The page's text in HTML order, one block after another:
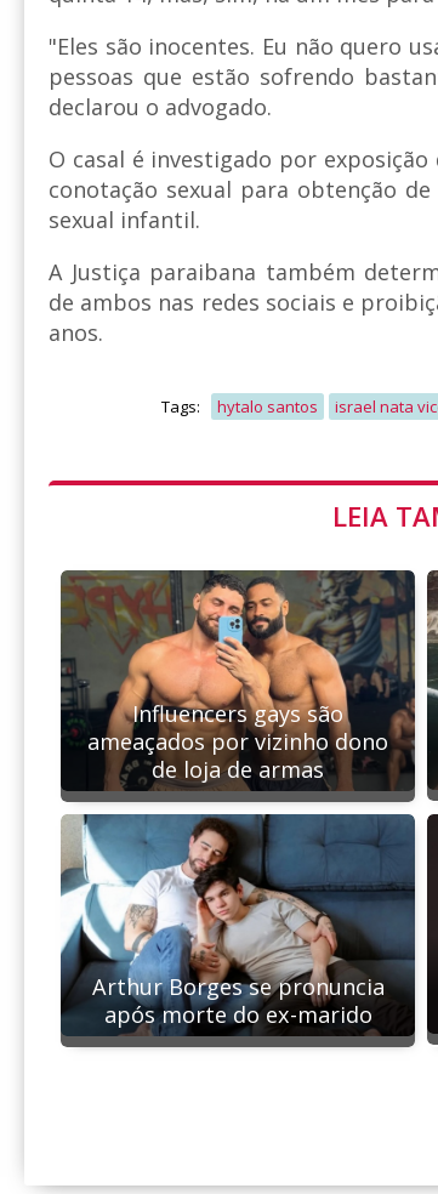
"Eles são inocentes. Eu não quero
pessoas que estão sofrendo
declarou o advogado.
O casal é investigado por
conotação sexual para obtenção
sexual infantil.
A Justiça paraibana também
de ambos nas redes sociais e
anos.
Tags: hytalo santos israel nata
LEIA
Influencers gays são
ameaçados por vizinho dono
de loja de armas
Arthur Borges se pronuncia
após morte do ex-marido